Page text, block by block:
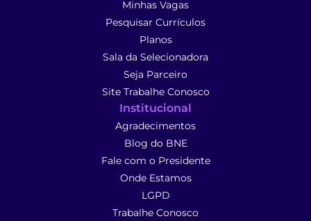
Minhas Vagas
Pesquisar Currículos
Planos
Sala da Selecionadora
Seja Parceiro
Site Trabalhe Conosco
Institucional
Agradecimentos
Blog do BNE
Fale com o Presidente
Onde Estamos
LGPD
Trabalhe Conosco